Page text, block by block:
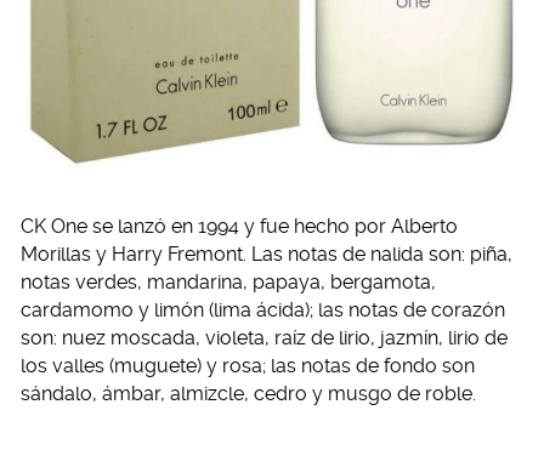
CK One se lanzó en 1994 y fue hecho por Alberto
Morillas y Harry Fremont. Las notas de nalida son: piña,
notas verdes, mandarina, papaya, bergamota,
cardamomo y limón (lima ácida); las notas de corazón
son: nuez moscada, violeta, raíz de lirio, jazmín, lirio de
los valles (muguete) y rosa; las notas de fondo son
sándalo, ámbar, almizcle, cedro y musgo de roble.